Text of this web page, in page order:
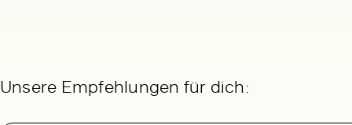
Unsere Empfehlungen für dich: